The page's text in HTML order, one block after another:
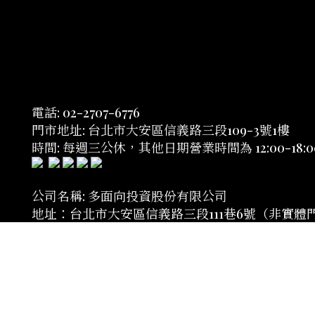
電話: 02-2707-6776
門市地址: 台北市大安區信義路三段109-3號1樓
時間: 每週三公休，其他日期營業時間為 12:00-
公司名稱: 多面向投資股份有限公司
地址：台北市大安區信義路三段111巷6號（非實體